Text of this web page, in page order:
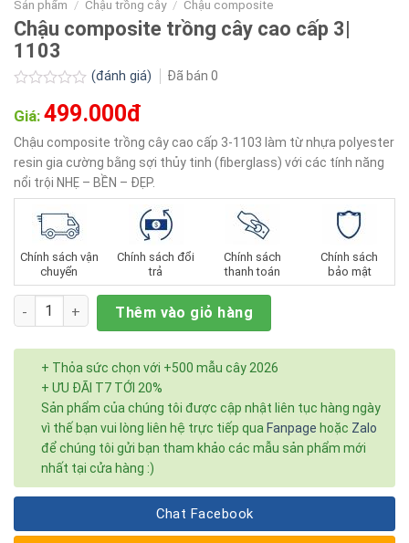
Sản phẩm / Chậu trồng cây / Chậu composite
Chậu composite trồng cây cao cấp 3|
1103
xếp
0.0
5
sao
(đánh giá) Đã bán 0
Giá: 499.000đ
Chậu composite trồng cây cao cấp 3-1103 làm từ nhựa polyester
resin gia cường bằng sợi thủy tinh (fiberglass) với các tính năng
nổi trội NHẸ – BỀN – ĐẸP.
Chính sách vận
chuyển
Chính sách đổi
trả
Chính sách
thanh toán
Chính sách
bảo mật
Số lượng Thêm vào giỏ hàng
+ Thỏa sức chọn với +500 mẫu cây 2026
+ ƯU ĐÃI T7 TỚI 20%
Sản phẩm của chúng tôi được cập nhật liên tục hàng ngày
vì thế bạn vui lòng liên hệ trực tiếp qua Fanpage hoặc Zalo
để chúng tôi gửi bạn tham khảo các mẫu sản phẩm mới
nhất tại cửa hàng :)
Chat Facebook